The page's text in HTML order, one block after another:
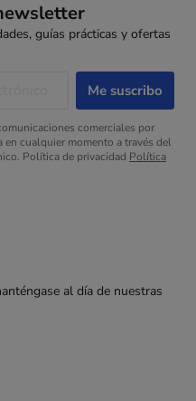
al día de nuestras
guías prácticas y ofertas
comerciales por
en cualquier momento a través del
Política de privacidad Política